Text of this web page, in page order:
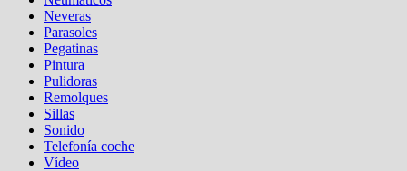
Neveras
Parasoles
Pegatinas
Pintura
Pulidoras
Remolques
Sillas
Sonido
Telefonía coche
Vídeo